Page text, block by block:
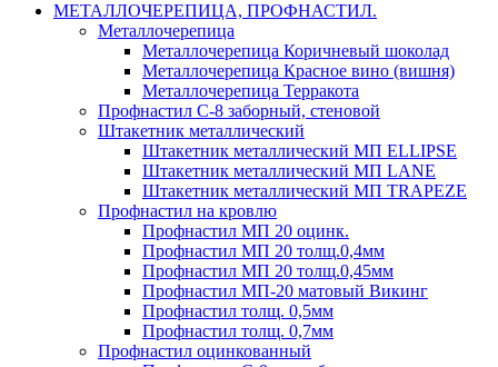
МЕТАЛЛОЧЕРЕПИЦА, ПРОФНАСТИЛ.
Металлочерепица
Металлочерепица Коричневый шоколад
Металлочерепица Красное вино (вишня)
Металлочерепица Терракота
Профнастил С-8 заборный, стеновой
Штакетник металлический
Штакетник металлический МП ELLIPSE
Штакетник металлический МП LАNE
Штакетник металлический МП TRAPEZE
Профнастил на кровлю
Профнастил МП 20 оцинк.
Профнастил МП 20 толщ.0,4мм
Профнастил МП 20 толщ.0,45мм
Профнастил МП-20 матовый Викинг
Профнастил толщ. 0,5мм
Профнастил толщ. 0,7мм
Профнастил оцинкованный